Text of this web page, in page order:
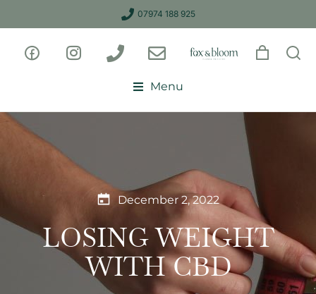
07974 188 925
Menu
December 2, 2022
LOSING WEIGHT
WITH CBD